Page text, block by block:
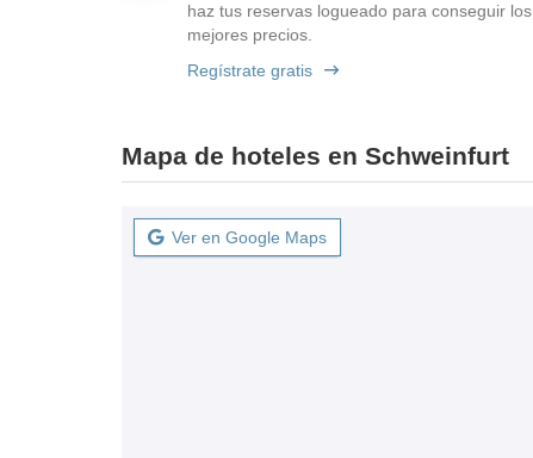
haz tus reservas logueado para conseguir los
mejores precios.
Regístrate gratis
Mapa de hoteles en Schweinfurt
Ver en Google Maps